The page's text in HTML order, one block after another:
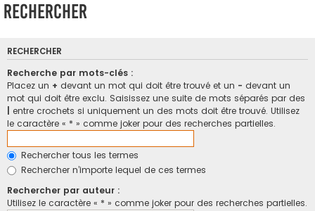
Rechercher
RECHERCHER
Recherche par mots-clés :
Placez un + devant un mot qui doit être trouvé et un - devant un
mot qui doit être exclu. Saisissez une suite de mots séparés par des
entre crochets si uniquement un des mots doit être trouvé. Utilisez
le caractère « * » comme joker pour des recherches partielles.
Rechercher tous les termes
Rechercher n’importe lequel de ces termes
Rechercher par auteur :
Utilisez le caractère « * » comme joker pour des recherches partielles.